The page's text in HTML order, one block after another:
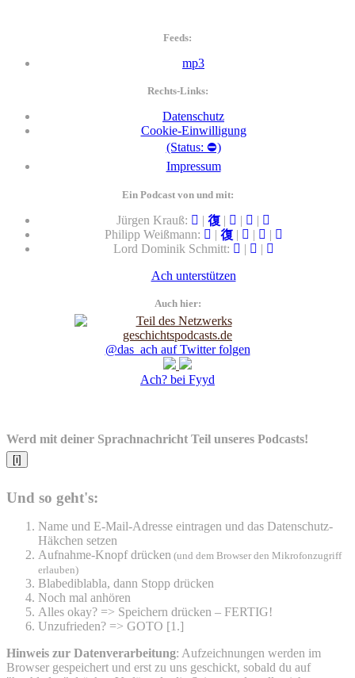
Feeds:
mp3
Rechts-Links:
Datenschutz
Cookie-Einwilligung
(Status: ⛔)
Impressum
Ein Podcast von und mit:
Jürgen Krauß: | | |
|
Philipp Weißmann:
| | |
|
Lord Dominik Schmitt:
|
|
Ach unterstützen
Auch hier:
@das_ach auf Twitter folgen
Ach? bei Fyyd
Werd mit deiner Sprachnachricht Teil unseres Podcasts!
[i]
Und so geht's:
Name und E-Mail-Adresse eintragen und das Datenschutz-
Häkchen setzen
Aufnahme-Knopf drücken (und dem Browser den Mikrofonzugriff
erlauben)
Blabediblabla, dann Stopp drücken
Noch mal anhören
Alles okay? => Speichern drücken – FERTIG!
Unzufrieden? => GOTO [1.]
Hinweis zur Datenverarbeitung: Aufzeichnungen werden im
Browser gespeichert und erst zu uns geschickt, sobald du auf